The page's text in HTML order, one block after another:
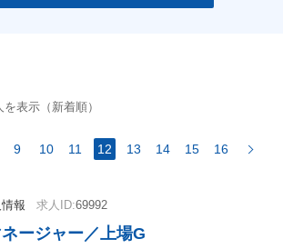
C＃
CMS
表示（新着順）
9 10 11 12 13 14 15 16
報 求人ID:69992
ネージャー／上場G